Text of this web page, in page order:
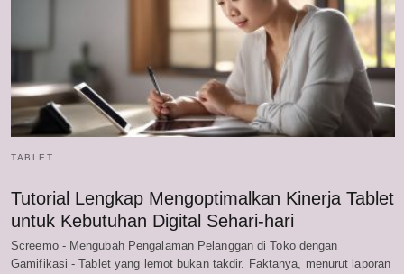
TABLET
Tutorial Lengkap Mengoptimalkan Kinerja Tablet
untuk Kebutuhan Digital Sehari-hari
Screemo - Mengubah Pengalaman Pelanggan di Toko dengan
Gamifikasi - Tablet yang lemot bukan takdir. Faktanya, menurut laporan